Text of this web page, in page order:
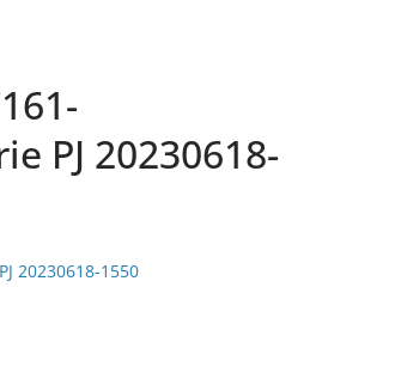
PJ 20230618-
20230618-1550